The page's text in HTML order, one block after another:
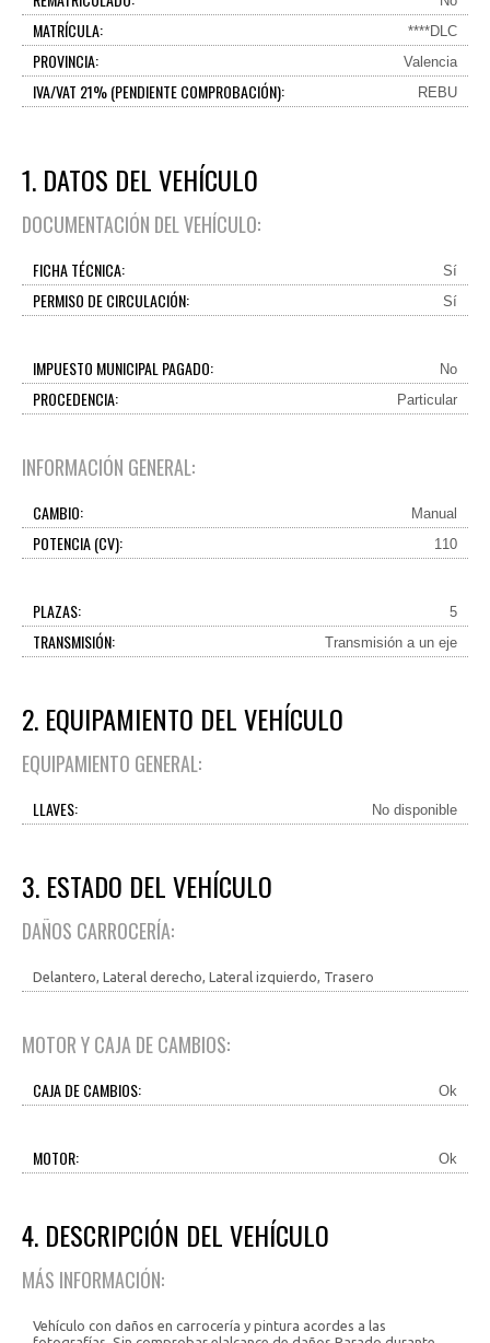
MATRÍCULA: ****DLC
PROVINCIA: Valencia
IVA/VAT 21% (PENDIENTE COMPROBACIÓN): REBU
1. DATOS DEL VEHÍCULO
DOCUMENTACIÓN DEL VEHÍCULO:
FICHA TÉCNICA: Sí
PERMISO DE CIRCULACIÓN: Sí
IMPUESTO MUNICIPAL PAGADO: No
PROCEDENCIA: Particular
INFORMACIÓN GENERAL:
CAMBIO: Manual
POTENCIA (CV): 110
PLAZAS: 5
TRANSMISIÓN: Transmisión a un eje
2. EQUIPAMIENTO DEL VEHÍCULO
EQUIPAMIENTO GENERAL:
LLAVES: No disponible
3. ESTADO DEL VEHÍCULO
DAÑOS CARROCERÍA:
Delantero, Lateral derecho, Lateral izquierdo, Trasero
MOTOR Y CAJA DE CAMBIOS:
CAJA DE CAMBIOS: Ok
MOTOR: Ok
4. DESCRIPCIÓN DEL VEHÍCULO
MÁS INFORMACIÓN:
Vehículo con daños en carrocería y pintura acordes a las